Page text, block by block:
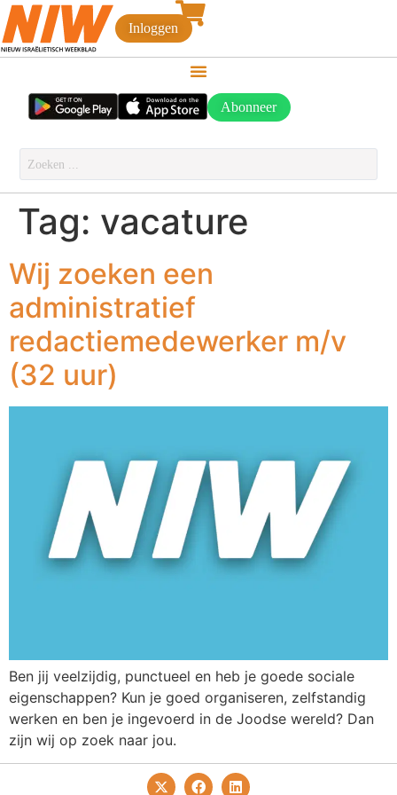
Inloggen
Abonneer
Tag: vacature
Wij zoeken een
administratief
redactiemedewerker m/v
(32 uur)
Ben jij veelzijdig, punctueel en heb je goede sociale
eigenschappen? Kun je goed organiseren, zelfstandig
werken en ben je ingevoerd in de Joodse wereld? Dan
zijn wij op zoek naar jou.